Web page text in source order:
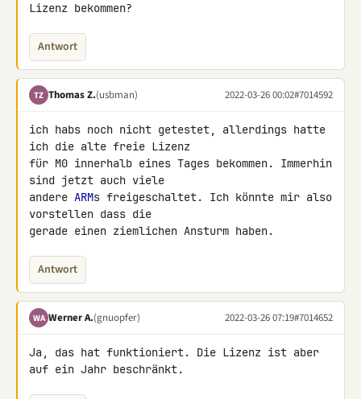
Lizenz bekommen?
Antwort
TZ Thomas Z.(usbman) 2022-03-26 00:02#7014592
ich habs noch nicht getestet, allerdings hatte
ich die alte freie Lizenz
für M0 innerhalb eines Tages bekommen. Immerhin
sind jetzt auch viele
andere ARMs freigeschaltet. Ich könnte mir also
vorstellen dass die
gerade einen ziemlichen Ansturm haben.
Antwort
WA Werner A.(gnuopfer) 2022-03-26 07:19#7014652
Ja, das hat funktioniert. Die Lizenz ist aber
auf ein Jahr beschränkt.